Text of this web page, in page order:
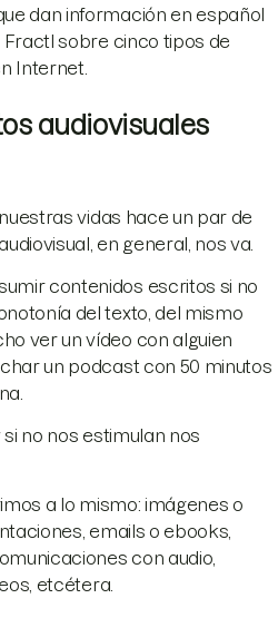
dan información en español
Fractl sobre cinco tipos de
Internet.
audiovisuales
vidas hace un par de
en general, nos va.
contenidos escritos si no
del texto, del mismo
ver un vídeo con alguien
un podcast con 50 minutos
no nos estimulan nos
a lo mismo: imágenes o
emails o ebooks,
con audio,
etcétera.